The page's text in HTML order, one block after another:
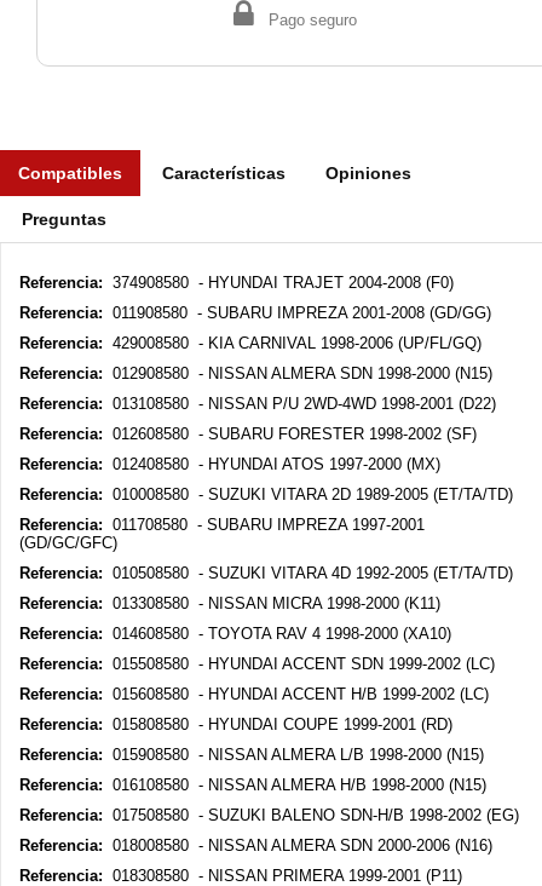
Pago seguro
Compatibles Características Opiniones
Preguntas
Referencia: 374908580 - HYUNDAI TRAJET 2004-2008 (F0)
Referencia: 011908580 - SUBARU IMPREZA 2001-2008 (GD/GG)
Referencia: 429008580 - KIA CARNIVAL 1998-2006 (UP/FL/GQ)
Referencia: 012908580 - NISSAN ALMERA SDN 1998-2000 (N15)
Referencia: 013108580 - NISSAN P/U 2WD-4WD 1998-2001 (D22)
Referencia: 012608580 - SUBARU FORESTER 1998-2002 (SF)
Referencia: 012408580 - HYUNDAI ATOS 1997-2000 (MX)
Referencia: 010008580 - SUZUKI VITARA 2D 1989-2005 (ET/TA/TD)
Referencia: 011708580 - SUBARU IMPREZA 1997-2001
(GD/GC/GFC)
Referencia: 010508580 - SUZUKI VITARA 4D 1992-2005 (ET/TA/TD)
Referencia: 013308580 - NISSAN MICRA 1998-2000 (K11)
Referencia: 014608580 - TOYOTA RAV 4 1998-2000 (XA10)
Referencia: 015508580 - HYUNDAI ACCENT SDN 1999-2002 (LC)
Referencia: 015608580 - HYUNDAI ACCENT H/B 1999-2002 (LC)
Referencia: 015808580 - HYUNDAI COUPE 1999-2001 (RD)
Referencia: 015908580 - NISSAN ALMERA L/B 1998-2000 (N15)
Referencia: 016108580 - NISSAN ALMERA H/B 1998-2000 (N15)
Referencia: 017508580 - SUZUKI BALENO SDN-H/B 1998-2002 (EG)
Referencia: 018008580 - NISSAN ALMERA SDN 2000-2006 (N16)
Referencia: 018308580 - NISSAN PRIMERA 1999-2001 (P11)